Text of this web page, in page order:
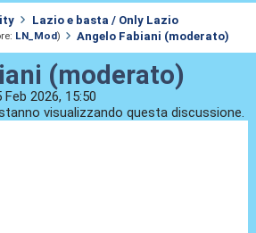
Lazio e basta / Only Lazio
LN_Mod) Angelo Fabiani (moderato)
(moderato)
2026, 15:50
visualizzando questa discussione.